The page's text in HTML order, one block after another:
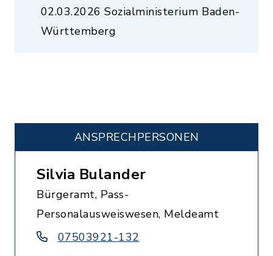
02.03.2026 Sozialministerium Baden-
Württemberg
ANSPRECHPERSONEN
Silvia Bulander
Bürgeramt, Pass-
Personalausweiswesen, Meldeamt
07503921-132